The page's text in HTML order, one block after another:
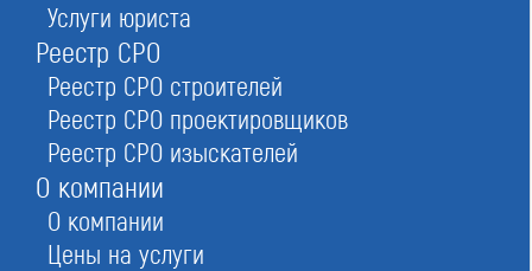
Услуги юриста
Реестр СРО
Реестр СРО строителей
Реестр СРО проектировщиков
Реестр СРО изыскателей
О компании
О компании
Цены на услуги
Условия вступления в Ассоциация
«Столица-Проект» СРО